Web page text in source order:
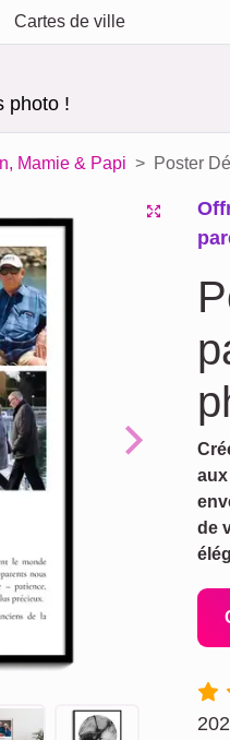
Cartes de ville
photo !
Mamie & Papi Poster
Next
de